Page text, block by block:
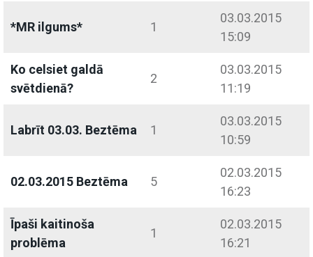
*MR ilgums* 1
03.03.2015
15:09
Ko celsiet galdā
svētdienā?
2
03.03.2015
11:19
Labrīt 03.03. Beztēma 1
03.03.2015
10:59
02.03.2015 Beztēma 5
02.03.2015
16:23
Īpaši kaitinoša
problēma
1
02.03.2015
16:21